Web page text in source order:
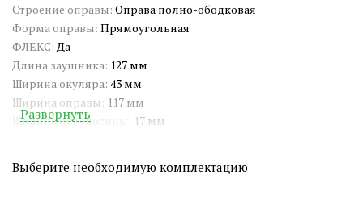
Строение оправы: Оправа полно-ободковая
Форма оправы: Прямоугольная
ФЛЕКС:Да
Длина заушника: 127 мм
Ширина окуляра: 43 мм
Ширина оправы: 117 мм
Ширина переносицы:
17 мм
Широкий носоупор:Нет
Развернуть
Выберите необходимую комплектацию